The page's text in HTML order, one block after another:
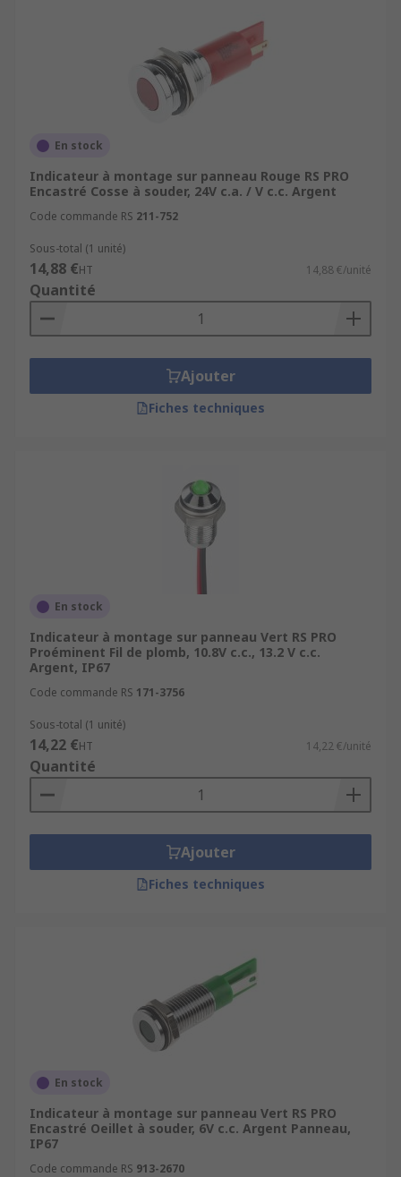
En stock
Indicateur à montage sur panneau Rouge RS PRO
Encastré Cosse à souder, 24V c.a. / V c.c. Argent
Code commande RS 211-752
Sous-total (1 unité)
14,88 €HT 14,88 €/unité
Quantité
Ajouter
Fiches techniques
En stock
Indicateur à montage sur panneau Vert RS PRO
Proéminent Fil de plomb, 10.8V c.c., 13.2 V c.c.
Argent, IP67
Code commande RS 171-3756
Sous-total (1 unité)
14,22 €HT 14,22 €/unité
Quantité
Ajouter
Fiches techniques
En stock
Indicateur à montage sur panneau Vert RS PRO
Encastré Oeillet à souder, 6V c.c. Argent Panneau,
IP67
Code commande RS 913-2670